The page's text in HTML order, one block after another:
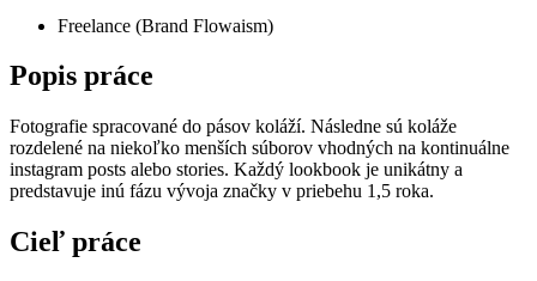
Freelance (Brand Flowaism)
Popis práce
Fotografie spracované do pásov koláží. Následne sú koláže
rozdelené na niekoľko menších súborov vhodných na kontinuálne
instagram posts alebo stories. Každý lookbook je unikátny a
predstavuje inú fázu vývoja značky v priebehu 1,5 roka.
Cieľ práce